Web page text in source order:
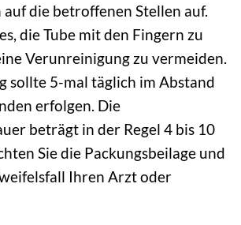
die betroffenen Stellen auf.
die Tube mit den Fingern zu
Verunreinigung zu vermeiden.
sollte 5-mal täglich im Abstand
erfolgen. Die
beträgt in der Regel 4 bis 10
Sie die Packungsbeilage und
Ihren Arzt oder